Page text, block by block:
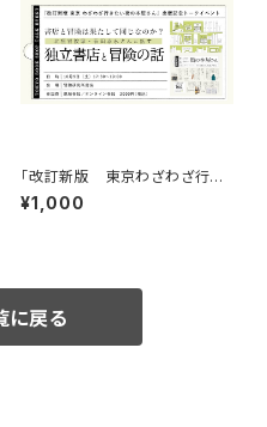
「改訂新版 東京わざわざ行き
たい街の本屋さん」出版記念ト
ークイベント録画視聴権
¥1,000
に戻る